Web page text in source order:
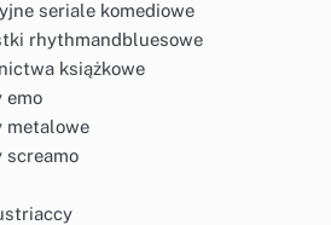
seriale komediowe
rhythmandbluesowe
książkowe
emo
metalowe
screamo